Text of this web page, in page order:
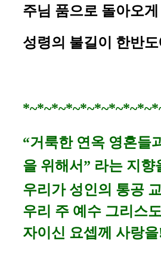
주님 품으로 돌아오
성령의 불길이 한반
“거룩한 연옥 영혼들
을 위해서” 라는 지
우리가 성인의 통공
우리 주 예수 그리스
자이신 요셉께 사랑을